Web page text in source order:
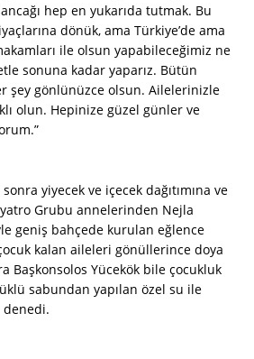
hep en yukarıda tutmak. Bu
dönük, ama Türkiye’de ama
ile olsun yapabileceğimiz ne
sonuna kadar yaparız. Bütün
şey gönlünüzce olsun. Ailelerinizle
olun. Hepinize güzel günler ve
yiyecek ve içecek dağıtımına ve
Grubu annelerinden Nejla
geniş bahçede kurulan eğlence
kalan aileleri gönüllerince doya
Başkonsolos Yücekök bile çocukluk
sabundan yapılan özel su ile
denedi.